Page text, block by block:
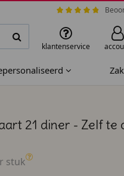
klantenservice
21 diner - Zelf te
stuk